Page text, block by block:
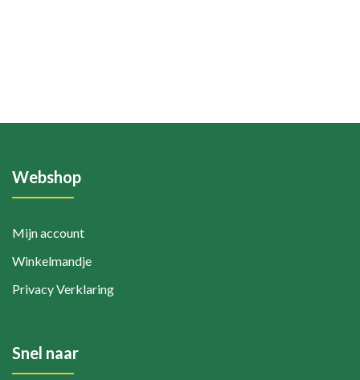
Webshop
Mijn account
Winkelmandje
Privacy Verklaring
Snel naar